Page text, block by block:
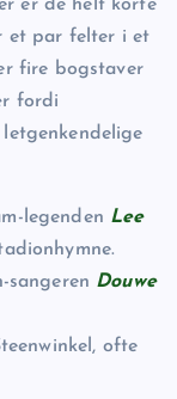
er de helt korte
et par felter i et
fire bogstaver
fordi
legenden Lee
sangeren Douwe
ofte